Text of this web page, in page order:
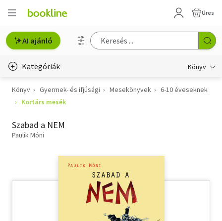
Üres
AI ajánló
Kategóriák Könyv
Életmód, egészség
Gyermek- és ifjúsági
Hobbi, szabadidő
Könyv Gyermek- és ifjúsági Mesekönyvek
6-10 éveseknek
Kortárs mesék
Szabad a NEM
Paulik Móni